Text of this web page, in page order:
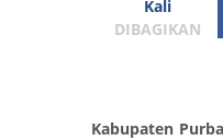
Kali
DIBAGIKAN
Kabupaten